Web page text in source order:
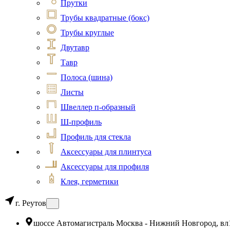
Прутки
Трубы квадратные (бокс)
Трубы круглые
Двутавр
Тавр
Полоса (шина)
Листы
Швеллер п-образный
Ш-профиль
Профиль для стекла
Аксессуары для плинтуса
Аксессуары для профиля
Клея, герметики
г. Реутов
шоссе Автомагистраль Москва - Нижний Новгород,